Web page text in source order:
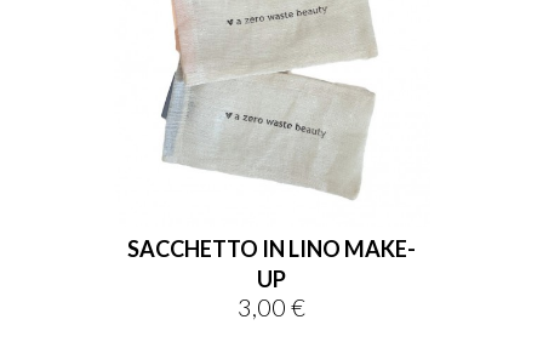
SACCHETTO IN LINO MAKE-
UP
Prezzo
3,00 €